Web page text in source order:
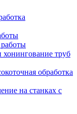
хонингование труб
обработка
на станках с